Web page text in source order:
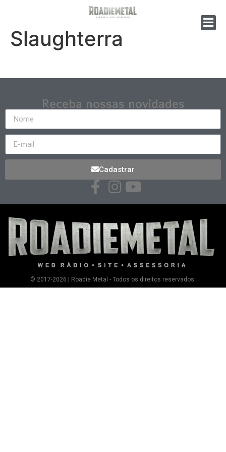
Slaughterra
Receba nossas novidades
Cadastrar
© 2017-2026 | Roadie Metal - Todos os direitos reservados.